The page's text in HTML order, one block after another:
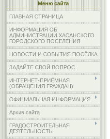
Меню сайта
ГЛАВНАЯ СТРАНИЦА
ИНФОРМАЦИЯ ОБ
АДМИНИСТРАЦИИ ХАСАНСКОГО
ГОРОДСКОГО ПОСЕЛЕНИЯ
НОВОСТИ И СОБЫТИЯ ПОСЁЛКА
ЗАДАЙТЕ СВОЙ ВОПРОС
ИНТЕРНЕТ-ПРИЁМНАЯ
(ОБРАЩЕНИЯ ГРАЖДАН)
ОФИЦИАЛЬНАЯ ИНФОРМАЦИЯ
Архив сайта
ГРАДОСТРОИТЕЛЬНАЯ
ДЕЯТЕЛЬНОСТЬ